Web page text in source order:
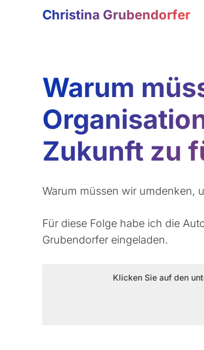
Christina Grubendorfer
Warum
Zukunft zu
Warum müssen wir umdenken,
Für diese Folge habe ich die
Grubendorfer eingeladen.
Klicken Sie auf den